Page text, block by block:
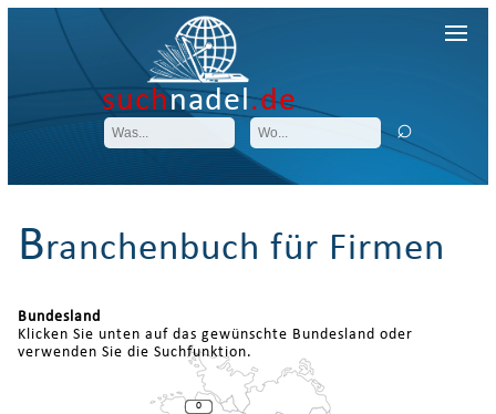
suchnadel.de
Branchenbuch für Firmen
Bundesland
Klicken Sie unten auf das gewünschte Bundesland oder
verwenden Sie die Suchfunktion.
0